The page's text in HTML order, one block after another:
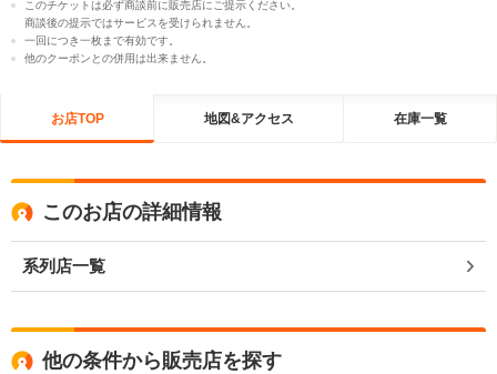
このチケットは必ず商談前に販売店にご提示ください。
商談後の提示ではサービスを受けられません。
一回につき一枚まで有効です。
他のクーポンとの併用は出来ません。
お店TOP 地図&アクセス 在庫一覧
このお店の詳細情報
系列店一覧
他の条件から販売店を探す